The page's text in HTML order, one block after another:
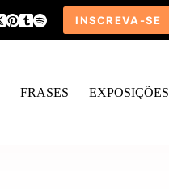
INSCREVA-SE
FRASES EXPOSIÇÕES